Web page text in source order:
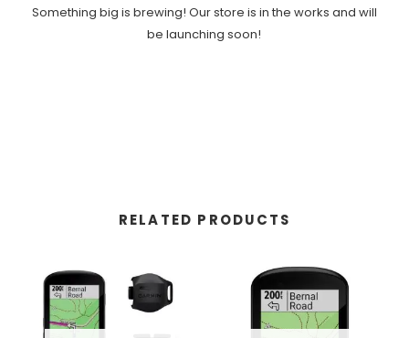
Something big is brewing! Our store is in the works and will
be launching soon!
RELATED PRODUCTS